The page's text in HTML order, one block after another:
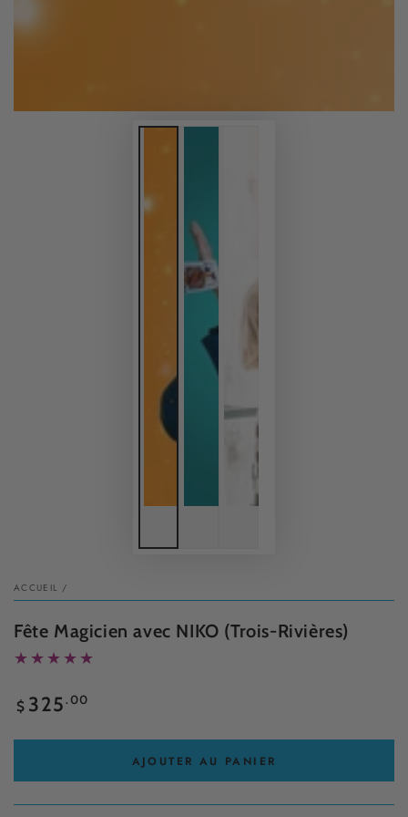
ACCUEIL /
Fête Magicien avec NIKO (Trois-Rivières)
Prix
normal
$ 325 .00
AJOUTER AU PANIER